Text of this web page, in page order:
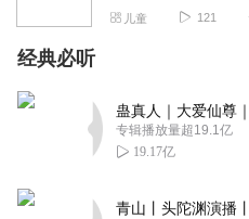
儿童 121
经典必听
专辑播放量超19.1亿
19.17亿